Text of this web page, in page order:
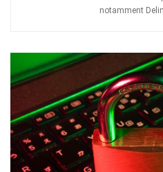
notamment